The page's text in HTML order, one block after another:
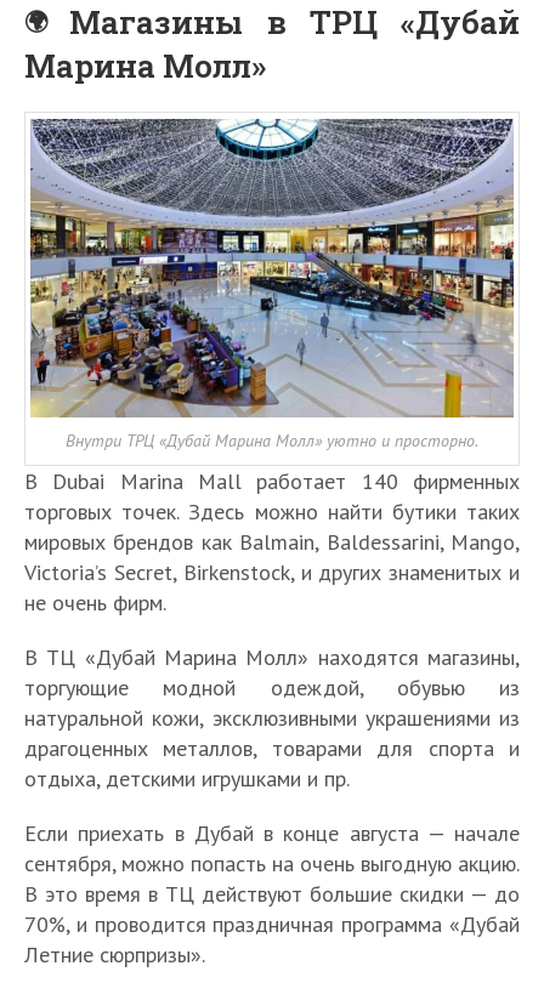
Магазины в ТРЦ «Дубай
Марина Молл»
Внутри ТРЦ «Дубай Марина Молл» уютно и просторно.
В Dubai Marina Mall работает 140 фирменных
торговых точек. Здесь можно найти бутики таких
мировых брендов как Balmain, Baldessarini, Mango,
Victoria’s Secret, Birkenstock, и других знаменитых и
не очень фирм.
В ТЦ «Дубай Марина Молл» находятся магазины,
торгующие модной одеждой, обувью из
натуральной кожи, эксклюзивными украшениями из
драгоценных металлов, товарами для спорта и
отдыха, детскими игрушками и пр.
Если приехать в Дубай в конце августа — начале
сентября, можно попасть на очень выгодную акцию.
В это время в ТЦ действуют большие скидки — до
70%, и проводится праздничная программа «Дубай
Летние сюрпризы».